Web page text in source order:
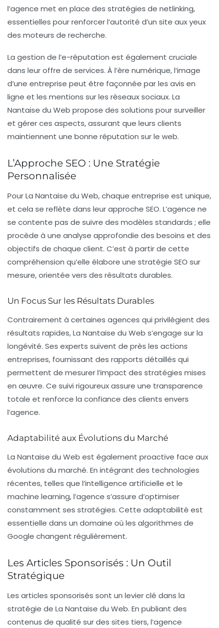
l’agence met en place des stratégies de netlinking,
essentielles pour renforcer l’autorité d’un site aux yeux
des moteurs de recherche.
La gestion de l’e-réputation est également cruciale
dans leur offre de services. À l’ère numérique, l’image
d’une entreprise peut être façonnée par les avis en
ligne et les mentions sur les réseaux sociaux. La
Nantaise du Web propose des solutions pour surveiller
et gérer ces aspects, assurant que leurs clients
maintiennent une bonne réputation sur le web.
L’Approche SEO : Une Stratégie
Personnalisée
Pour La Nantaise du Web, chaque entreprise est unique,
et cela se reflète dans leur approche SEO. L’agence ne
se contente pas de suivre des modèles standards ; elle
procède à une analyse approfondie des besoins et des
objectifs de chaque client. C’est à partir de cette
compréhension qu’elle élabore une stratégie SEO sur
mesure, orientée vers des résultats durables.
Un Focus Sur les Résultats Durables
Contrairement à certaines agences qui privilégient des
résultats rapides, La Nantaise du Web s’engage sur la
longévité. Ses experts suivent de près les actions
entreprises, fournissant des rapports détaillés qui
permettent de mesurer l’impact des stratégies mises
en œuvre. Ce suivi rigoureux assure une transparence
totale et renforce la confiance des clients envers
l’agence.
Adaptabilité aux Évolutions du Marché
La Nantaise du Web est également proactive face aux
évolutions du marché. En intégrant des technologies
récentes, telles que l’intelligence artificielle et le
machine learning, l’agence s’assure d’optimiser
constamment ses stratégies. Cette adaptabilité est
essentielle dans un domaine où les algorithmes de
Google changent régulièrement.
Les Articles Sponsorisés : Un Outil
Stratégique
Les articles sponsorisés sont un levier clé dans la
stratégie de La Nantaise du Web. En publiant des
contenus de qualité sur des sites tiers, l’agence